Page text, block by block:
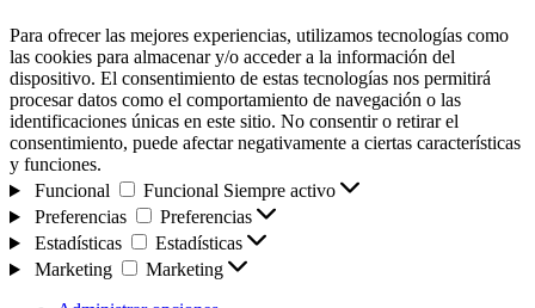
Para ofrecer las mejores experiencias, utilizamos tecnologías como
las cookies para almacenar y/o acceder a la información del
dispositivo. El consentimiento de estas tecnologías nos permitirá
procesar datos como el comportamiento de navegación o las
identificaciones únicas en este sitio. No consentir o retirar el
consentimiento, puede afectar negativamente a ciertas características
y funciones.
Funcional
Funcional Siempre activo
Preferencias
Preferencias
Estadísticas
Estadísticas
Marketing
Marketing